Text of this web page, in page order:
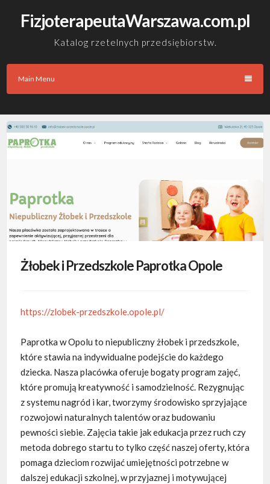
FizjoterapeutaWarszawa.com.pl
Katalog rzetelnych przedsiębiorstw.
Main Menu
Żłobek i Przedszkole Paprotka Opole
https://zlobek-przedszkole.opole.pl/
Paprotka w Opolu to niepubliczny żłobek i przedszkole,
które stawia na indywidualne podejście do każdego
dziecka. Nasza placówka oferuje bogatyprogram zajęć,
które promują kreatywność i samodzielność. Rezygnując
z systemu nagród i kar, tworzymy środowisko sprzyjające
rozwojowi naturalnych talentów oraz budowaniu
pewności siebie. Zajęcia takie jak edukacja przez ruch czy
metoda dobrego startu to tylko część naszej oferty, która
pomaga dzieciom rozwijać umiejętności potrzebne w
dalszej edukacji szkolnej, w przyjaznej i motywującej